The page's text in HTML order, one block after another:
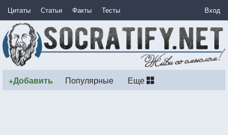
Цитаты Статьи Факты Тесты Вход
+Добавить Популярные Еще